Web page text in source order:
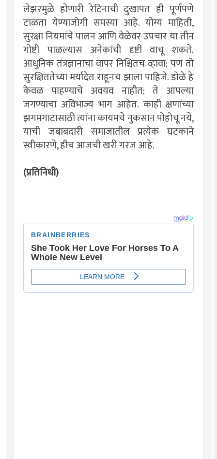
लेझरमुळे होणारी रेटिनाची दुखापत ही पूर्णपणे
टाळता येण्याजोगी समस्या आहे. योग्य माहिती,
सुरक्षा नियमांचे पालन आणि वेळेवर उपचार या तीन
गोष्टी पाळल्यास अनेकांची दृष्टी वाचू शकते.
आधुनिक तंत्रज्ञानाचा वापर निश्चितच व्हावा; पण तो
सुरक्षिततेच्या मर्यादेत राहूनच झाला पाहिजे. डोळे हे
केवळ पाहण्याचे अवयव नाहीत; ते आपल्या
जगण्याचा अविभाज्य भाग आहेत. काही क्षणांच्या
झगमगाटासाठी त्यांना कायमचे नुकसान पोहोचू नये,
याची जबाबदारी समाजातील प्रत्येक घटकाने
स्वीकारणे, हीच आजची खरी गरज आहे.
(प्रतिनिधी)